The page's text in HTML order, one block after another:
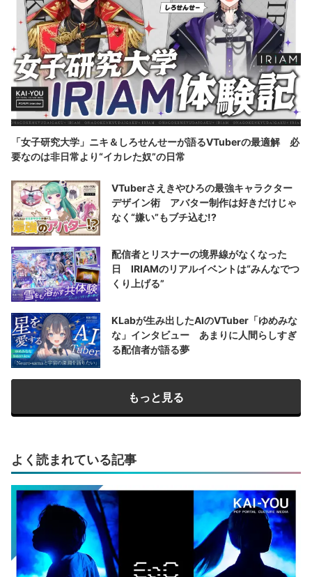
「女子研究大学」ニキ＆しろせんせーが語るVTuberの最適解 必
要なのは非日常より“イカレた奴”の日常
VTuberさえきやひろの最強キャラクター
デザイン術 アバター制作は好きだけじゃ
なく“嫌い”もブチ込む!?
配信者とリスナーの境界線がなくなった
日 IRIAMのリアルイベントは“みんなでつ
くり上げる”
KLabが生み出したAIのVTuber「ゆめみな
な」インタビュー あまりに人間らしすぎ
る配信者が語る夢
もっと見る
よく読まれている記事